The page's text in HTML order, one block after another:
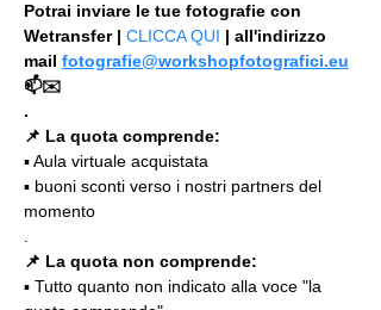
Potrai inviare le tue fotografie con
Wetransfer | CLICCA QUI | all'indirizzo
mail fotografie@workshopfotografici.eu
📫✉️
.
📌 La quota comprende:
▪️ Aula virtuale acquistata
▪️ buoni sconti verso i nostri partners del
momento
📌 La quota non comprende:
▪️ Tutto quanto non indicato alla voce "la